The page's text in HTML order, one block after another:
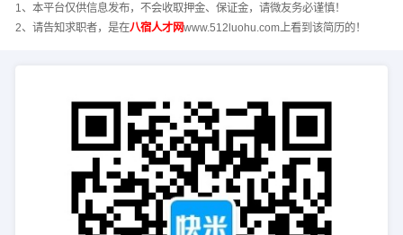
1、本平台仅供信息发布，不会收取押金、保证金，请微友务必谨慎！
2、请告知求职者，是在八宿人才网www.512luohu.com上看到该简历的！